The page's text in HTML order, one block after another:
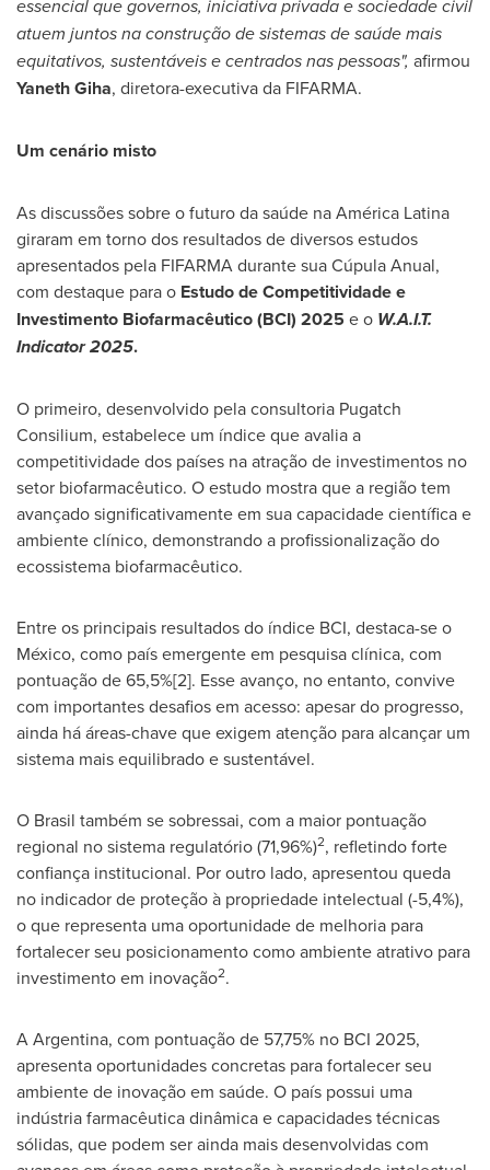
essencial que governos, iniciativa privada e sociedade civil
atuem juntos na construção de sistemas de saúde mais
equitativos, sustentáveis e centrados nas pessoas", afirmou
Yaneth Giha, diretora-executiva da FIFARMA.
Um cenário misto
As discussões sobre o futuro da saúde na América Latina
giraram em torno dos resultados de diversos estudos
apresentados pela FIFARMA durante sua Cúpula Anual,
com destaque para o Estudo de Competitividade e
Investimento Biofarmacêutico (BCI) 2025 e o W.A.I.T.
Indicator 2025.
O primeiro, desenvolvido pela consultoria Pugatch
Consilium, estabelece um índice que avalia a
competitividade dos países na atração de investimentos no
setor biofarmacêutico. O estudo mostra que a região tem
avançado significativamente em sua capacidade científica e
ambiente clínico, demonstrando a profissionalização do
ecossistema biofarmacêutico.
Entre os principais resultados do índice BCI, destaca-se o
México, como país emergente em pesquisa clínica, com
pontuação de 65,5%[2]. Esse avanço, no entanto, convive
com importantes desafios em acesso: apesar do progresso,
ainda há áreas-chave que exigem atenção para alcançar um
sistema mais equilibrado e sustentável.
O Brasil também se sobressai, com a maior pontuação
regional no sistema regulatório (71,96%)2, refletindo forte
confiança institucional. Por outro lado, apresentou queda
no indicador de proteção à propriedade intelectual (-5,4%),
o que representa uma oportunidade de melhoria para
fortalecer seu posicionamento como ambiente atrativo para
investimento em inovação2.
AArgentina, com pontuação de 57,75% no BCI 2025,
apresenta oportunidades concretas para fortalecer seu
ambiente de inovação em saúde. O país possui uma
indústria farmacêutica dinâmica e capacidades técnicas
sólidas, que podem ser ainda mais desenvolvidas com